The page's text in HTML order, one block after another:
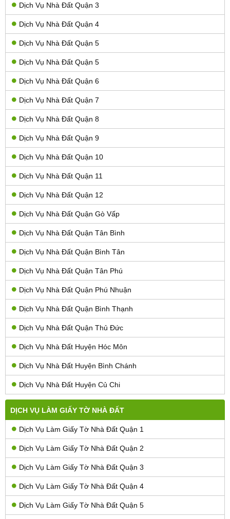
Dịch Vụ Nhà Đất Quận 3
Dịch Vụ Nhà Đất Quận 4
Dịch Vụ Nhà Đất Quận 5
Dịch Vụ Nhà Đất Quận 5
Dịch Vụ Nhà Đất Quận 6
Dịch Vụ Nhà Đất Quận 7
Dịch Vụ Nhà Đất Quận 8
Dịch Vụ Nhà Đất Quận 9
Dịch Vụ Nhà Đất Quận 10
Dịch Vụ Nhà Đất Quận 11
Dịch Vụ Nhà Đất Quận 12
Dịch Vụ Nhà Đất Quận Gò Vấp
Dịch Vụ Nhà Đất Quận Tân Bình
Dịch Vụ Nhà Đất Quận Bình Tân
Dịch Vụ Nhà Đất Quận Tân Phú
Dịch Vụ Nhà Đất Quận Phú Nhuận
Dịch Vụ Nhà Đất Quận Bình Thạnh
Dịch Vụ Nhà Đất Quận Thủ Đức
Dịch Vụ Nhà Đất Huyện Hóc Môn
Dịch Vụ Nhà Đất Huyện Bình Chánh
Dịch Vụ Nhà Đất Huyện Củ Chi
DỊCH VỤ LÀM GIẤY TỜ NHÀ ĐẤT
Dịch Vụ Làm Giấy Tờ Nhà Đất Quận 1
Dịch Vụ Làm Giấy Tờ Nhà Đất Quận 2
Dịch Vụ Làm Giấy Tờ Nhà Đất Quận 3
Dịch Vụ Làm Giấy Tờ Nhà Đất Quận 4
Dịch Vụ Làm Giấy Tờ Nhà Đất Quận 5